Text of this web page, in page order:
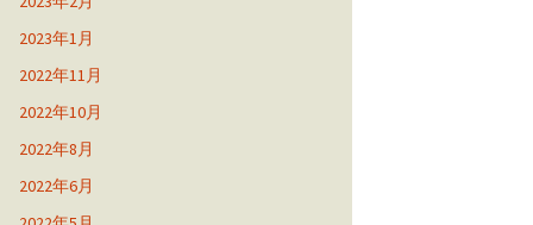
2023年1月
2022年11月
2022年10月
2022年8月
2022年6月